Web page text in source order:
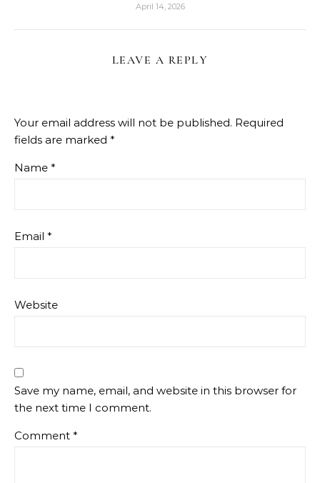
April 14, 2026
LEAVE A REPLY
Your email address will not be published. Required
fields are marked *
Name *
Email *
Website
Save my name, email, and website in this browser for
the next time I comment.
Comment *